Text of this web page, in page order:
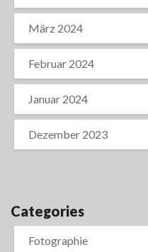
März 2024
Februar 2024
Januar 2024
Dezember 2023
Categories
Fotographie